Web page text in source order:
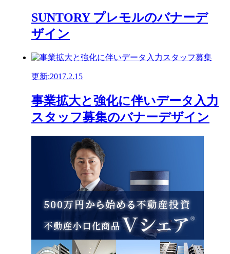
SUNTORY プレモルのバナーデ
ザイン
更新:2017.2.15
事業拡大と強化に伴いデータ入力
スタッフ募集のバナーデザイン